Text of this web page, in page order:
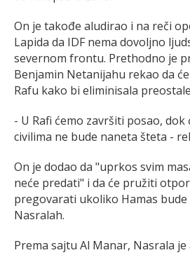
On je takođe aludirao i na reči
Lapida da IDF nema dovoljno
severnom frontu. Prethodno je
Benjamin Netanijahu rekao da
Rafu kako bi eliminisala
- U Rafi ćemo završiti posao,
civilima ne bude naneta šteta -
On je dodao da "uprkos svim
neće predati" i da će pružiti
pregovarati ukoliko Hamas
Nasralah.
Prema sajtu Al Manar, Nasrala